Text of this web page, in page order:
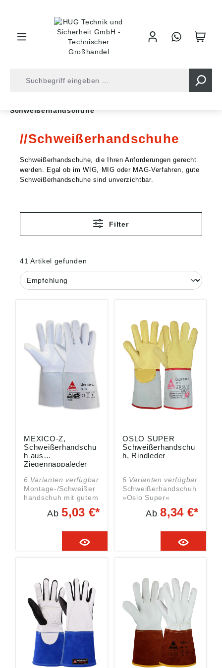
Schweißerhandschuhe
Schweißerhandschuhe
Schweißerhandschuhe, die Ihren Anforderungen gerecht
werden. Egal ob im WIG, MIG oder MAG-Verfahren, gute
Schweißerhandschuhe sind unverzichtbar.
Filter
41 Artikel gefunden
MEXICO-Z,
Schweißerhandschu
h aus
Ziegennappaleder
6 Varianten verfügbar
Montage-/Schweißer
handschuh mit gutem
Tragekomfort für
feine Schweiß- und
WIG-Schweißen
Ziegennappaleder mit
GS schadstoffgeprüft,
Fingerbeweglichkeit:
Leistungsstufe 5,
Wasserdampfdurchlä
ssigkeit:
18,6mg/cm²h, Länge:
30-36 cm
Schutzklasse: Kat II
EN Norm: EN 388,
EN 420, EN 12477
Ab5,03 €*
OSLO SUPER
Schweißerhandschu
h, Rindleder
6 Varianten verfügbar
Schweißerhandschuh
»Oslo Super«
Zulassung/Norm: EN
388, EN 407, EN
•Hochbelastbar
Wärmeverhalten
•Gute
Griffeigenschaften
•Atmungsaktiv •Sehr
guter Tragekomfort
Ausführung:
•Hydrophobiert •Voll
vernähtes Futter
•Lange Stulpe schützt
vor Schweißperlen
Ab8,34 €*